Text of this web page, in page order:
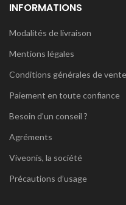
INFORMATIONS
Modalités de livraison
Mentions légales
Conditions générales de vente
Paiement en toute confiance
Besoin d’un conseil ?
Agréments
Viveonis, la société
Précautions d’usage